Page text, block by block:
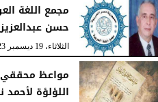
مجمع اللغة
حسن
الثلاثاء، 19 ديسمبر 2023
مواعظ محققي
اللؤلؤة لأحمد